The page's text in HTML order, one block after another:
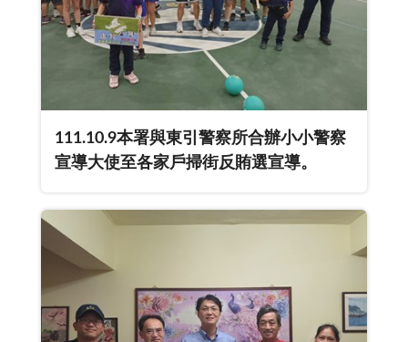
111.10.9本署與東引警察所合辦小小警察
宣導大使至各家戶掃街反賄選宣導。